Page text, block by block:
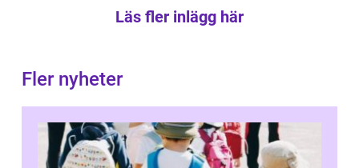
Läs fler inlägg här
Fler nyheter